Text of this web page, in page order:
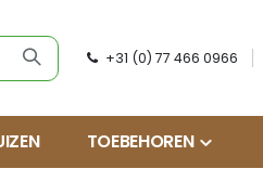
+31 (0) 77 466 0966
TOEBEHOREN